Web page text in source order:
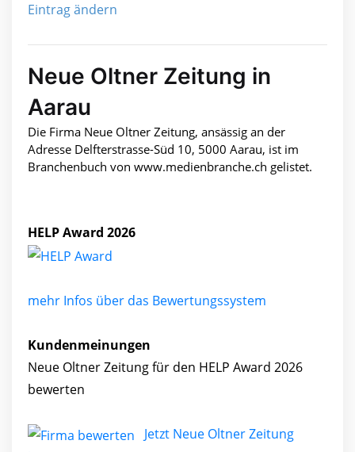
Eintrag ändern
Neue Oltner Zeitung in
Aarau
Die Firma Neue Oltner Zeitung, ansässig an der
Adresse Delfterstrasse-Süd 10, 5000 Aarau, ist im
Branchenbuch von www.medienbranche.ch gelistet.
HELP Award 2026
mehr Infos über das Bewertungssystem
Kundenmeinungen
Neue Oltner Zeitung für den HELP Award 2026
bewerten
Jetzt Neue Oltner Zeitung